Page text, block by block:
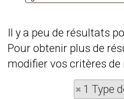
Il y a peu de résultats
Pour obtenir plus de
modifier vos critères de
1 Type